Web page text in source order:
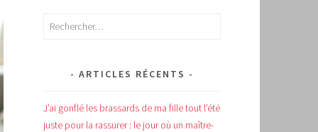
Rechercher :
ARTICLES RÉCENTS
J’ai gonflé les brassards de ma fille tout l’été
juste pour la rassurer : le jour où un maître-